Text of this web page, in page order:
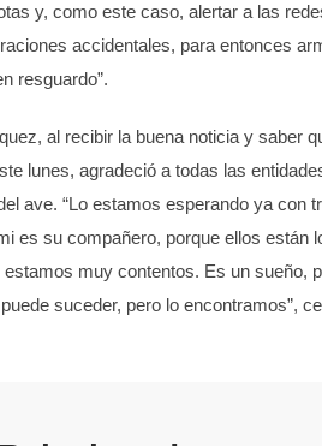
y, como este caso, alertar a las
accidentales, para entonces
resguardo”.
al recibir la buena noticia y saber
lunes, agradeció a todas las
ave. “Lo estamos esperando ya con
es su compañero, porque ellos están
muy contentos. Es un sueño,
suceder, pero lo encontramos”,